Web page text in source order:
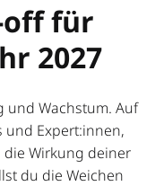
off für
2027
und Wachstum. Auf
und Expert:innen,
die Wirkung deiner
du die Weichen